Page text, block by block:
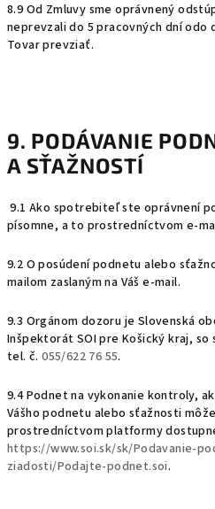
8.9 Od Zmluvy sme oprávnený
neprevzali do 5 pracovných dní odo
Tovar prevziať.
9. PODÁVANIE
A SŤAŽNOSTÍ
9.1 Ako spotrebiteľ ste oprávnení
písomne, a to prostredníctvom e-
9.2 O posúdení podnetu alebo
mailom zaslaným na Váš e-mail.
9.3 Orgánom dozoru je Slovenská
Inšpektorát SOI pre Košický kraj, so
tel. č.055/622 76 55.
9.4 Podnet na vykonanie kontroly,
Vášho podnetu alebo sťažnosti
prostredníctvom platformy
https://www.soi.sk/sk/Podavanie-
ziadosti/Podajte-podnet.soi.